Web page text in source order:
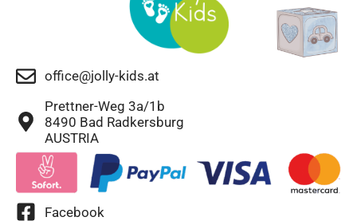
office@jolly-kids.at
Prettner-Weg 3a/1b
8490 Bad Radkersburg
AUSTRIA
Facebook